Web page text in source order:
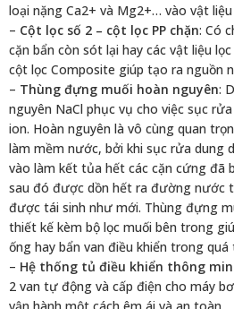
loại nặng Ca2+ và Mg2+… vào vật
– Cột lọc số 2 – cột lọc PP chặn: Có
cặn bẩn còn sót lại hay các vật liệu
cột lọc Composite giúp tạo ra nguồn
– Thùng đựng muối hoàn nguyên:
nguyên NaCl phục vụ cho việc sục
ion. Hoàn nguyên là vô cùng quan
làm mềm nước, bởi khi sục rửa dung
vào làm kết tủa hết các cặn cứng đã
sau đó được dồn hết ra đường nước
được tái sinh như mới. Thùng đựng
thiết kế kèm bộ lọc muối bên trong
ống hay bẩn van điều khiển trong quá
– Hệ thống tủ điều khiển thông
2 van tự động và cấp điện cho máy
vận hành một cách êm ái và an toàn.